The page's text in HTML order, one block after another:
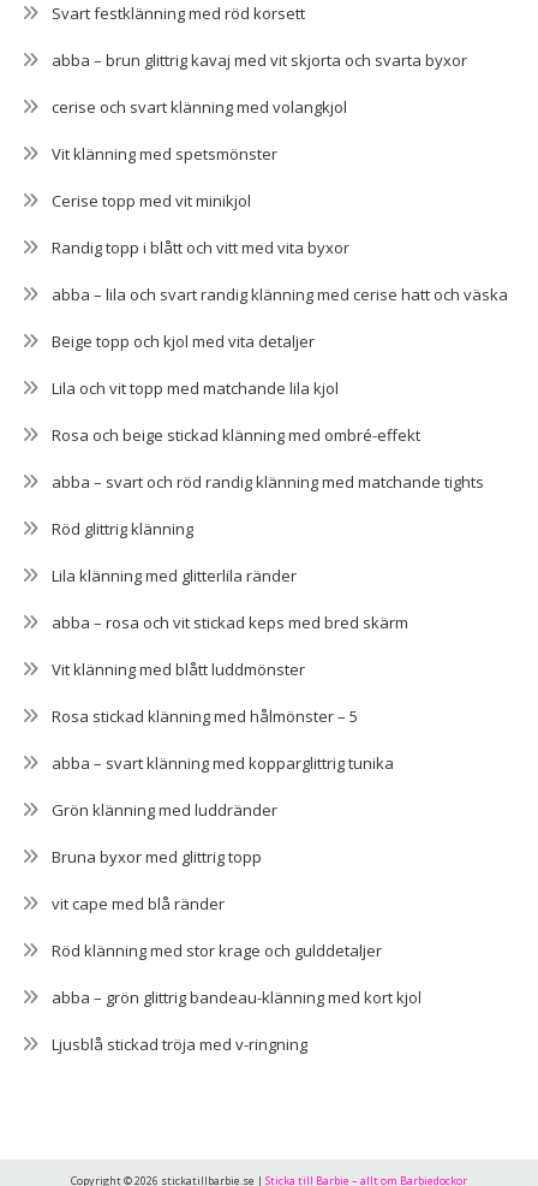
Svart festklänning med röd korsett
abba – brun glittrig kavaj med vit skjorta och svarta byxor
cerise och svart klänning med volangkjol
Vit klänning med spetsmönster
Cerise topp med vit minikjol
Randig topp i blått och vitt med vita byxor
abba – lila och svart randig klänning med cerise hatt och väska
Beige topp och kjol med vita detaljer
Lila och vit topp med matchande lila kjol
Rosa och beige stickad klänning med ombré-effekt
abba – svart och röd randig klänning med matchande tights
Röd glittrig klänning
Lila klänning med glitterlila ränder
abba – rosa och vit stickad keps med bred skärm
Vit klänning med blått luddmönster
Rosa stickad klänning med hålmönster – 5
abba – svart klänning med kopparglittrig tunika
Grön klänning med luddränder
Bruna byxor med glittrig topp
vit cape med blå ränder
Röd klänning med stor krage och gulddetaljer
abba – grön glittrig bandeau-klänning med kort kjol
Ljusblå stickad tröja med v-ringning
Copyright © 2026 stickatillbarbie.se | Sticka till Barbie – allt om Barbiedockor